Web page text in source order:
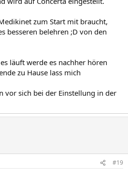
zum Start mit braucht,
besseren belehren ;D von den
läuft werde es nachher hören
zu Hause lass mich
vor sich bei der Einstellung in der
#19